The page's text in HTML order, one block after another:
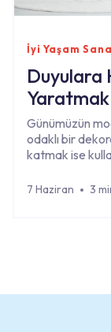
İyi Yaşam
Duyulara
Yaratmak
Günümüzün
odaklı bir
katmak ise
7 Haziran 3